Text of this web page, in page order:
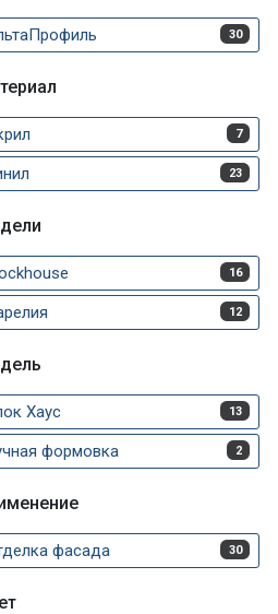
30
7
23
16
12
Хаус 13
формовка 2
фасада 30